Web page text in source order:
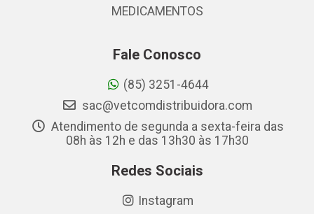
MEDICAMENTOS
Fale Conosco
(85) 3251-4644
sac@vetcomdistribuidora.com
Atendimento de segunda a sexta-feira das
08h às 12h e das 13h30 às 17h30
Redes Sociais
Instagram